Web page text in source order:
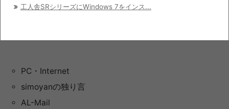
工人舎SRシリーズにWindows 7をインス...
PC・Internet
simoyanの独り言
AL-Mail